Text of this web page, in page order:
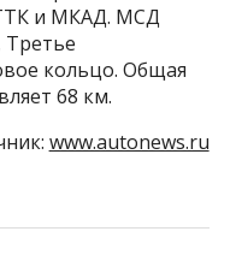
и МКАД. МСД
Третье
кольцо. Общая
68 км.
www.autonews.ru